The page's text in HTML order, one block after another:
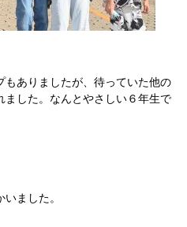
ありましたが、待っていた他の
ました。なんとやさしい６年生で
ました。